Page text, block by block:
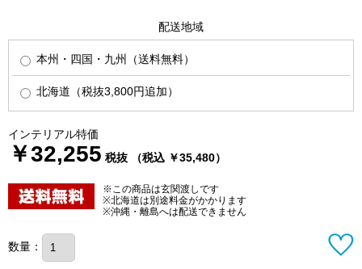
配送地域
本州・四国・九州（送料無料）
北海道（税抜3,800円追加）
インテリアル特価
￥32,255 税抜 （税込 ￥35,480）
※この商品は玄関渡しです
※北海道は別途料金がかかります
※沖縄・離島へは配送できません
数量：